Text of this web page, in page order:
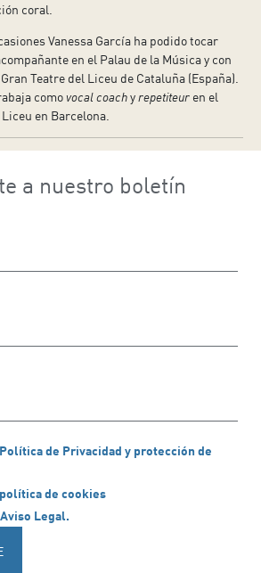
coral.
Vanessa García ha podido tocar
en el Palau de la Música y con
Teatre del Liceu de Cataluña (España).
comovocal coachyrepetiteur en el
en Barcelona.
a nuestro boletín
de Privacidad y protección de
de cookies
Legal.